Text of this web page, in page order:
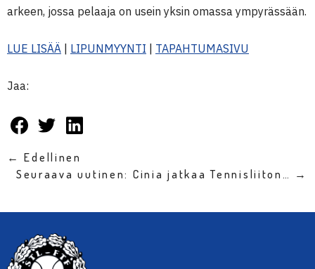
arkeen, jossa pelaaja on usein yksin omassa ympyrässään.
LUE LISÄÄ LIPUNMYYNTI TAPAHTUMASIVU
Jaa:
← Edellinen
Seuraava uutinen: Cinia jatkaa Tennisliiton… →